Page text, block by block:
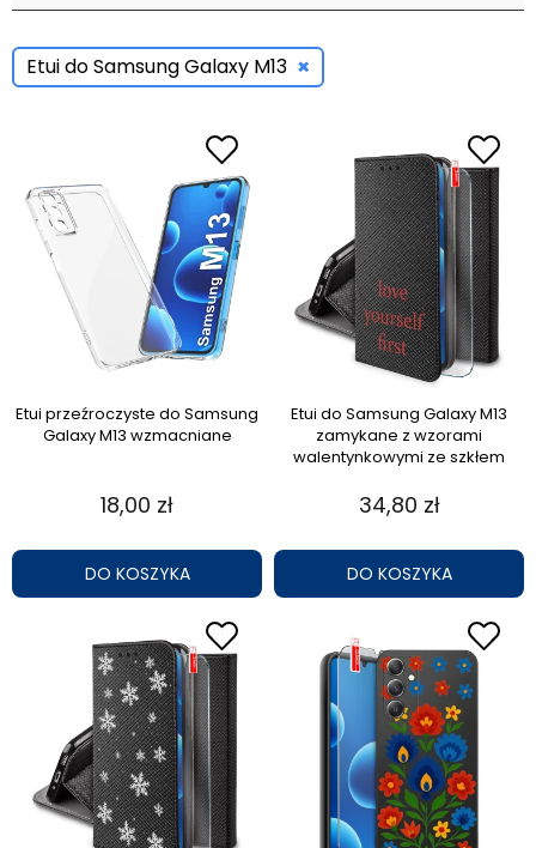
Etui do Samsung Galaxy M13 ×
Etui przeźroczyste do Samsung
Galaxy M13 wzmacniane
18,00 zł
DO KOSZYKA
Etui do Samsung Galaxy M13
zamykane z wzorami
walentynkowymi ze szkłem
34,80 zł
DO KOSZYKA